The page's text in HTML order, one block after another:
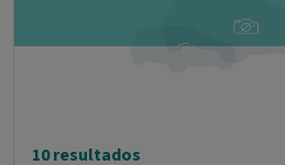
10 resultados